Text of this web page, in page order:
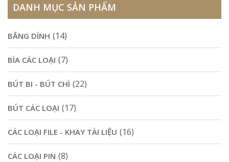
DANH MỤC SẢN PHẨM
BĂNG DÍNH (14)
BÌA CÁC LOẠI (7)
BÚT BI - BÚT CHÌ (22)
BÚT CÁC LOẠI (17)
CÁC LOẠI FILE - KHAY TÀI LIỆU (16)
CÁC LOẠI PIN (8)